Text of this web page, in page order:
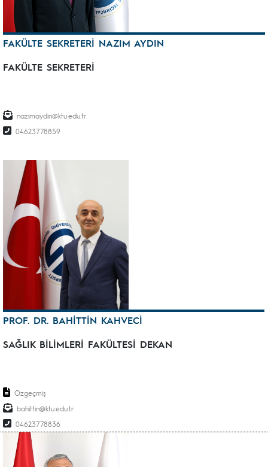
FAKÜLTE SEKRETERİ NAZIM AYDIN
FAKÜLTE SEKRETERİ
nazimaydin@ktu.edu.tr
04623778859
PROF. DR. BAHİTTİN KAHVECİ
SAĞLIK BİLİMLERİ FAKÜLTESİ DEKAN
Özgeçmiş
bahittin@ktu.edu.tr
04623778836